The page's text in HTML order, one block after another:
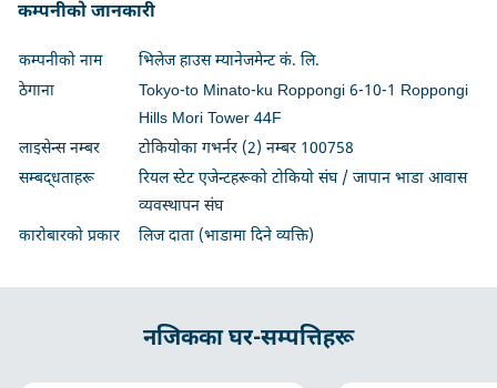
कम्पनीको जानकारी
कम्पनीको नाम
भिलेज हाउस म्यानेजमेन्ट कं. लि.
ठेगाना
Tokyo-to Minato-ku Roppongi 6-10-1 Roppongi
Hills Mori Tower 44F
लाइसेन्स नम्बर
टोकियोका गभर्नर (2) नम्बर 100758
सम्बद्धताहरू
रियल स्टेट एजेन्टहरूको टोकियो संघ / जापान भाडा आवास
व्यवस्थापन संघ
कारोबारको प्रकार
लिज दाता (भाडामा दिने व्यक्ति)
नजिकका घर-सम्पत्तिहरू